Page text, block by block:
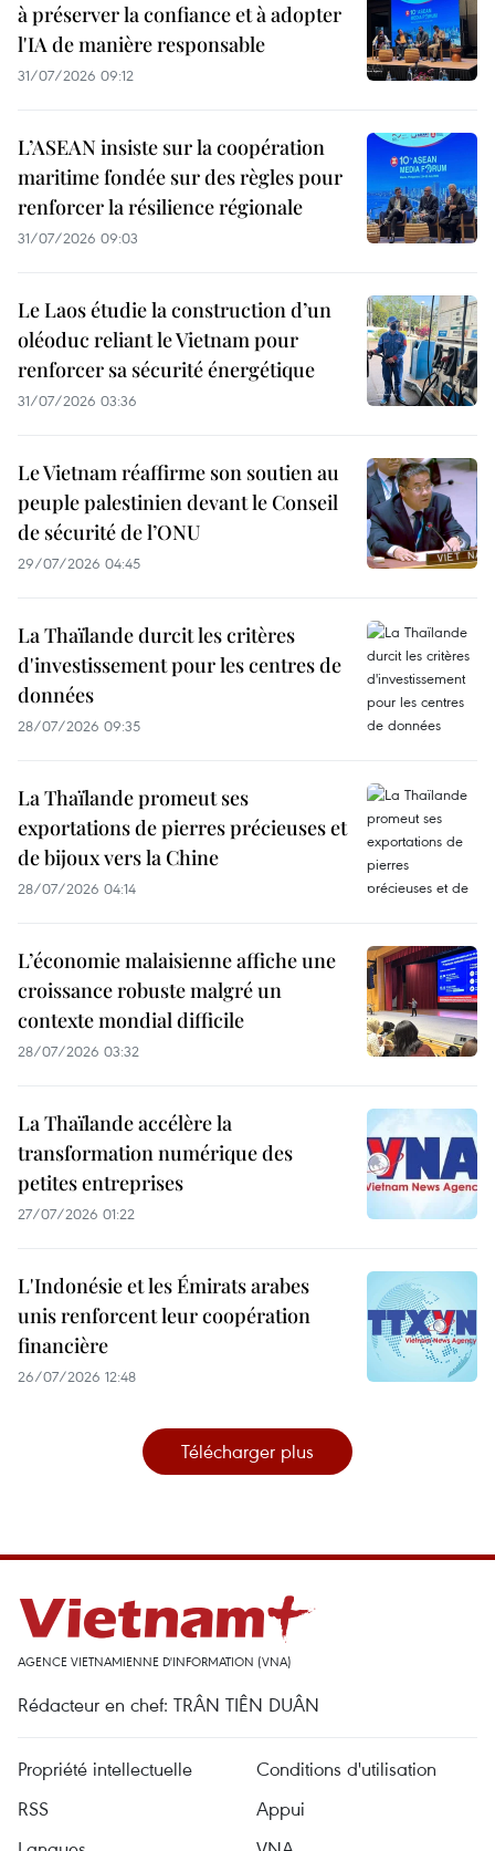
à préserver la confiance et à adopter
l'IA de manière responsable
31/07/2026 09:12
L’ASEAN insiste sur la coopération
maritime fondée sur des règles pour
renforcer la résilience régionale
31/07/2026 09:03
Le Laos étudie la construction d’un
oléoduc reliant le Vietnam pour
renforcer sa sécurité énergétique
31/07/2026 03:36
Le Vietnam réaffirme son soutien au
peuple palestinien devant le Conseil
de sécurité de l’ONU
29/07/2026 04:45
La Thaïlande durcit les critères
d'investissement pour les centres de
données
28/07/2026 09:35
La Thaïlande promeut ses
exportations de pierres précieuses et
de bijoux vers la Chine
28/07/2026 04:14
L’économie malaisienne affiche une
croissance robuste malgré un
contexte mondial difficile
28/07/2026 03:32
La Thaïlande accélère la
transformation numérique des
petites entreprises
27/07/2026 01:22
L'Indonésie et les Émirats arabes
unis renforcent leur coopération
financière
26/07/2026 12:48
Télécharger plus
AGENCE VIETNAMIENNE D'INFORMATION (VNA)
Rédacteur en chef: TRÂN TIÊN DUÂN
Propriété intellectuelle
Conditions d'utilisation
RSS
Appui